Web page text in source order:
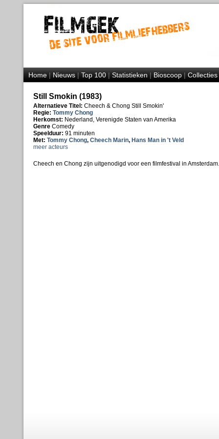
Home|Nieuws|Top 100|Statistieken|Bioscoop|Collecties
Still Smokin (1983)
Alternatieve Titel: Cheech & Chong Still Smokin'
Regie: Tommy Chong
Herkomst: Nederland, Verenigde Staten van Amerika
Genre Comedy
Speelduur: 91 minuten
Met: Tommy Chong, Cheech Marin, Hans Man in 't Veld
meer acteurs
Cheech en Chong zijn uitgenodigd voor een filmfestival in Amsterdam.